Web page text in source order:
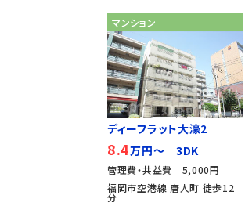
マンション
ディーフラット大濠2
8.4万円～ 3DK
管理費・共益費 5,000円
福岡市空港線 唐人町 徒歩12
分